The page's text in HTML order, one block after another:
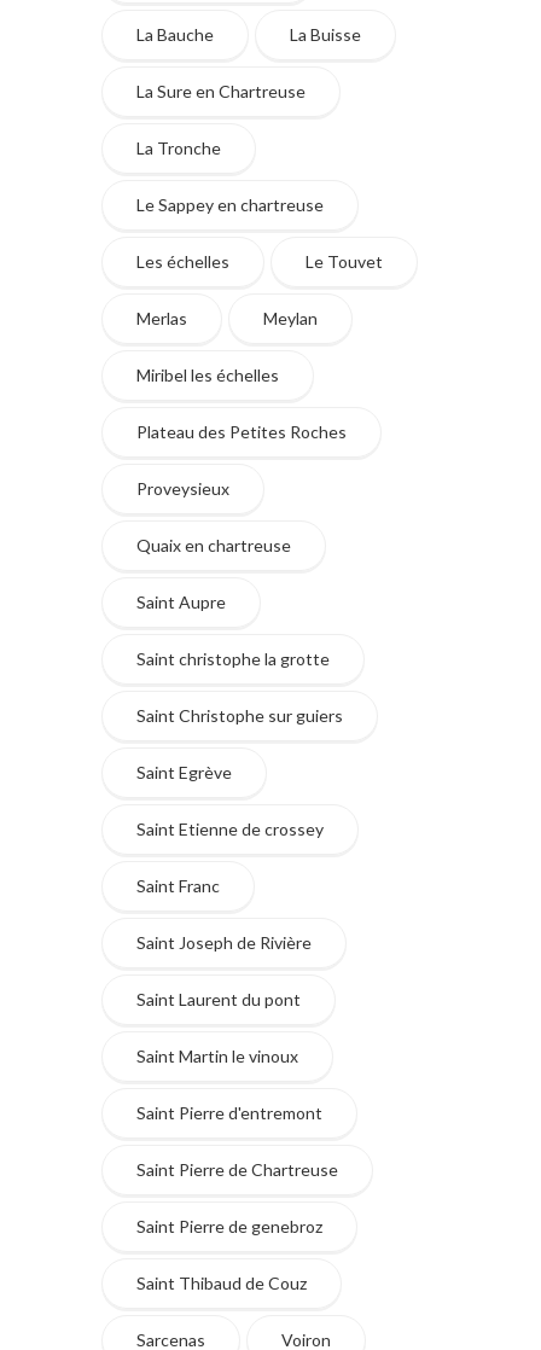
La Bauche La Buisse
La Sure en Chartreuse
La Tronche
Le Sappey en chartreuse
Les échelles Le Touvet
Merlas Meylan
Miribel les échelles
Plateau des Petites Roches
Proveysieux
Quaix en chartreuse
Saint Aupre
Saint christophe la grotte
Saint Christophe sur guiers
Saint Egrève
Saint Etienne de crossey
Saint Franc
Saint Joseph de Rivière
Saint Laurent du pont
Saint Martin le vinoux
Saint Pierre d'entremont
Saint Pierre de Chartreuse
Saint Pierre de genebroz
Saint Thibaud de Couz
Sarcenas Voiron